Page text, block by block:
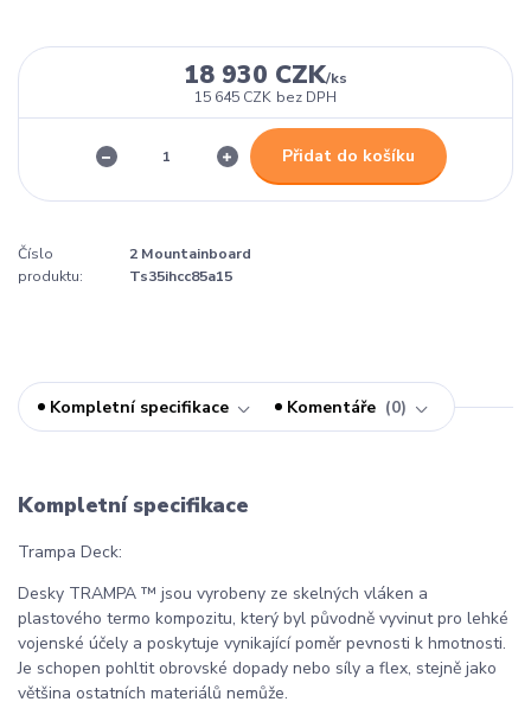
18 930 CZK/ks
15 645 CZK bez DPH
Přidat do košíku
Číslo
produktu:
2 Mountainboard
Ts35ihcc85a15
Kompletní specifikace Komentáře 0
Kompletní specifikace
Trampa Deck:
Desky TRAMPA ™ jsou vyrobeny ze skelných vláken a
plastového termo kompozitu, který byl původně vyvinut pro lehké
vojenské účely a poskytuje vynikající poměr pevnosti k hmotnosti.
Je schopen pohltit obrovské dopady nebo síly a flex, stejně jako
většina ostatních materiálů nemůže.